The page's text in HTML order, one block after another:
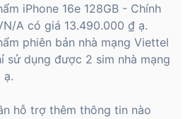
iPhone 16e 128GB - Chính
A có giá 13.490.000 ₫ ạ.
phiên bản nhà mạng Viettel
sử dụng được 2 sim nhà mạng
ạ.
hỗ trợ thêm thông tin nào